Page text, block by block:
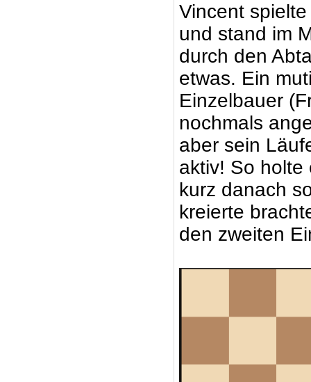
Vincent
und stand im
durch den
etwas. Ein
Einzelbauer
nochmals
aber sein
aktiv! So holte
kurz danach
kreierte
den zweiten